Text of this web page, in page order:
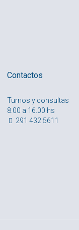
Contactos
Turnos y consultas
8.00 a 16.00 hs
291 432 5611